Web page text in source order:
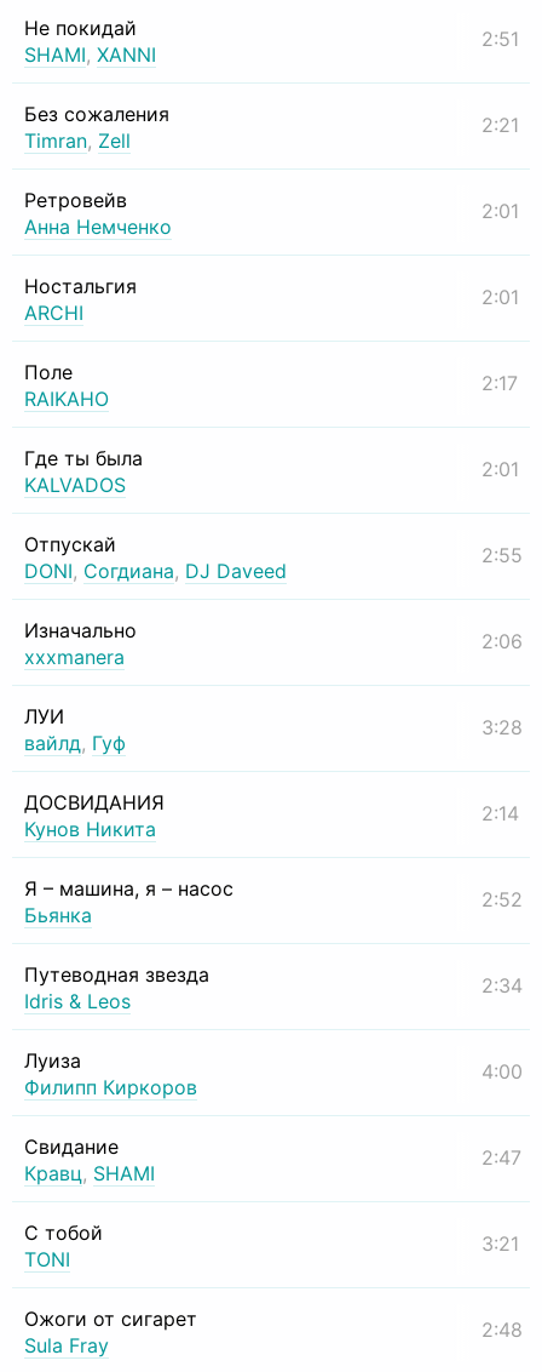
Не покидай
SHAMI, XANNI
2:51
Без сожаления
Timran, Zell
2:21
Ретровейв
Анна Немченко
2:01
Ностальгия
ARCHI
2:01
Поле
RAIKAHO
2:17
Где ты была
KALVADOS
2:01
Отпускай
DONI, Согдиана, DJ Daveed
2:55
Изначально
xxxmanera
2:06
ЛУИ
вайлд, Гуф
3:28
ДОСВИДАНИЯ
Кунов Никита
2:14
Я – машина, я – насос
Бьянка
2:52
Путеводная звезда
Idris & Leos
2:34
Луиза
Филипп Киркоров
4:00
Свидание
Кравц, SHAMI
2:47
С тобой
TONI
3:21
Ожоги от сигарет
Sula Fray
2:48